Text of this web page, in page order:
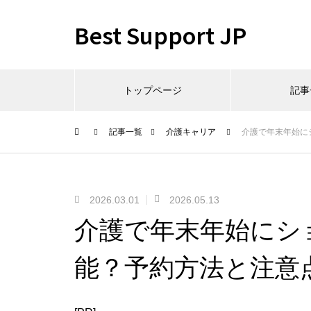
Best Support JP
トップページ 記
記事一覧 介護キャリア 介護で年末年始
2026.03.01 2026.05.13
介護で年末年始に
能？予約方法と注意